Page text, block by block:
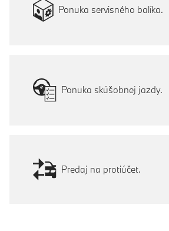
Ponuka servisného balíka.
Ponuka skúšobnej jazdy.
Predaj na protiúčet.